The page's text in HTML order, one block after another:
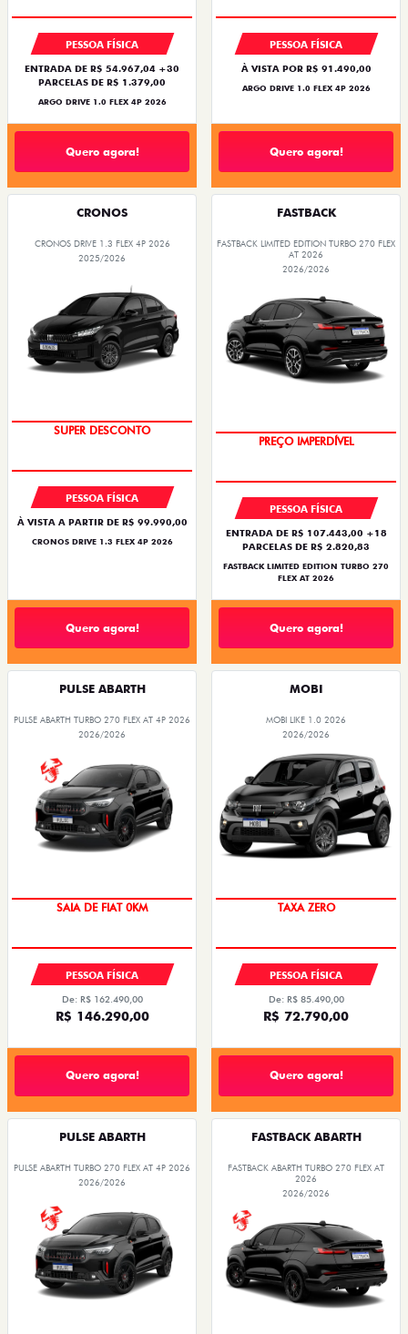
PESSOA FÍSICA
ENTRADA DE R$ 54.967,04 +30
PARCELAS DE R$ 1.379,00
ARGO DRIVE 1.0 FLEX 4P 2026
Quero agora!
PESSOA FÍSICA
À VISTA POR R$ 91.490,00
ARGO DRIVE 1.0 FLEX 4P 2026
Quero agora!
CRONOS
CRONOS DRIVE 1.3 FLEX 4P 2026
2025/2026
PESSOA FÍSICA
À VISTA A PARTIR DE R$ 99.990,00
CRONOS DRIVE 1.3 FLEX 4P 2026
Quero agora!
FASTBACK
FASTBACK LIMITED EDITION TURBO 270 FLEX
AT 2026
2026/2026
PESSOA FÍSICA
ENTRADA DE R$ 107.443,00 +18
PARCELAS DE R$ 2.820,83
FASTBACK LIMITED EDITION TURBO 270
FLEX AT 2026
Quero agora!
PULSE ABARTH
PULSE ABARTH TURBO 270 FLEX AT 4P 2026
2026/2026
PESSOA FÍSICA
De: R$ 162.490,00
R$ 146.290,00
Quero agora!
MOBI
MOBI LIKE 1.0 2026
2026/2026
PESSOA FÍSICA
De: R$ 85.490,00
R$ 72.790,00
Quero agora!
PULSE ABARTH
PULSE ABARTH TURBO 270 FLEX AT 4P 2026
2026/2026
FASTBACK ABARTH
FASTBACK ABARTH TURBO 270 FLEX AT
2026
2026/2026